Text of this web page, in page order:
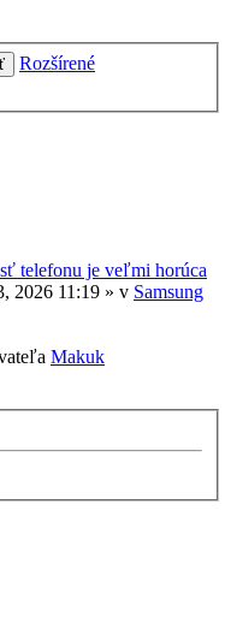
Rozšírené
telefonu je veľmi horúca
2026 11:19 » v Samsung
Makuk